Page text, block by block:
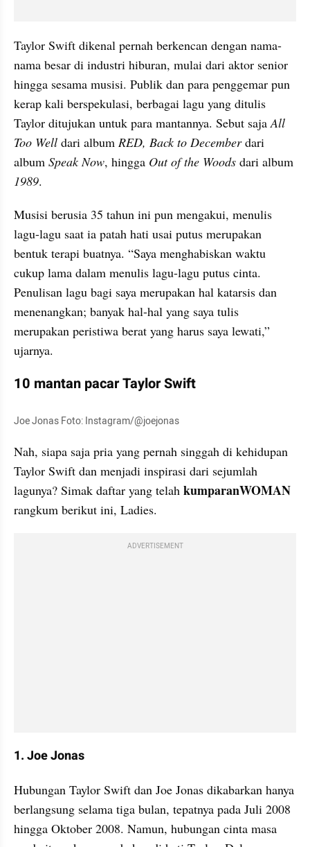
Taylor Swift dikenal pernah berkencan dengan nama-
nama besar di industri hiburan, mulai dari aktor senior
hingga sesama musisi. Publik dan para penggemar pun
kerap kali berspekulasi, berbagai lagu yang ditulis
Taylor ditujukan untuk para mantannya. Sebut saja All
Too Well dari album RED, Back to December dari
album Speak Now, hingga Out of the Woods dari album
1989.
Musisi berusia 35 tahun ini pun mengakui, menulis
lagu-lagu saat ia patah hati usai putus merupakan
bentuk terapi buatnya. “Saya menghabiskan waktu
cukup lama dalam menulis lagu-lagu putus cinta.
Penulisan lagu bagi saya merupakan hal katarsis dan
menenangkan; banyak hal-hal yang saya tulis
merupakan peristiwa berat yang harus saya lewati,”
ujarnya.
10 mantan pacar Taylor Swift
Joe Jonas Foto: Instagram/@joejonas
Nah, siapa saja pria yang pernah singgah di kehidupan
Taylor Swift dan menjadi inspirasi dari sejumlah
lagunya? Simak daftar yang telah
rangkum berikut ini, Ladies.
ADVERTISEMENT
1. Joe Jonas
Hubungan Taylor Swift dan Joe Jonas dikabarkan hanya
berlangsung selama tiga bulan, tepatnya pada Juli 2008
hingga Oktober 2008. Namun, hubungan cinta masa